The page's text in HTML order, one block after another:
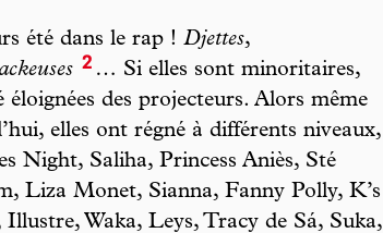
été dans le rap ! Djettes,
2 … Si elles sont minoritaires,
des projecteurs. Alors même
elles ont régné à différents niveaux,
Night, Saliha, Princess Aniès, Sté
Liza Monet, Sianna, Fanny Polly, K’s
Waka, Leys, Tracy de Sá, Suka,